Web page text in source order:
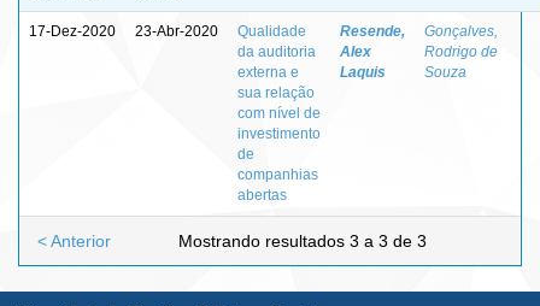
17-Dez-2020 23-Abr-2020
Qualidade
da auditoria
externa e
sua relação
com nível de
investimento
de
companhias
abertas
Resende,
Alex
Laquis
Gonçalves,
Rodrigo de
Souza
Mostrando resultados 3 a 3 de 3
< Anterior